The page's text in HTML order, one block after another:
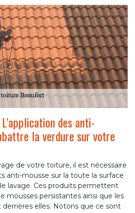
des anti-
la verdure sur votre
de votre toiture, il est nécessaire
anti-mousse sur la toute la surface
lavage. Ces produits permettent
mousses persistantes ainsi que les
derrières elles. Notons que ce sont